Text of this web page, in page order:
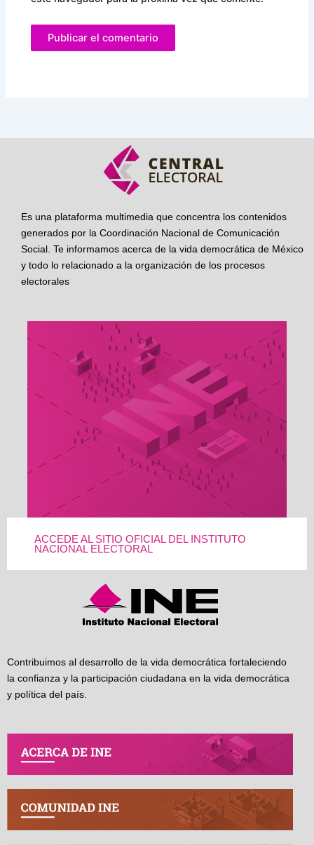
Es una plataforma multimedia que concentra los contenidos
generados por la Coordinación Nacional de Comunicación
Social. Te informamos acerca de la vida democrática de México
y todo lo relacionado a la organización de los procesos
electorales
ACCEDE AL SITIO OFICIAL DEL INSTITUTO
NACIONAL ELECTORAL
Contribuimos al desarrollo de la vida democrática fortaleciendo
la confianza y la participación ciudadana en la vida democrática
y política del país.